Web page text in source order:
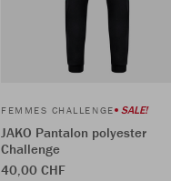
FEMMES CHALLENGE SALE!
JAKO Pantalon polyester
Challenge
40,00 CHF